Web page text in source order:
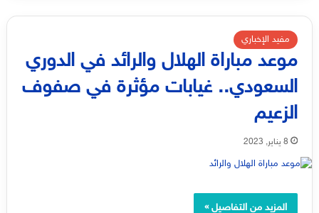
مفيد الإخباري
موعد مباراة الهلال والرائد في الدوري
السعودي.. غيابات مؤثرة في صفوف
الزعيم
8 يناير, 2023
المزيد من التفاصيل »